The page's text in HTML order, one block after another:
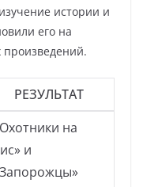
истории и
его на
РЕЗУЛЬТАТ
на
и